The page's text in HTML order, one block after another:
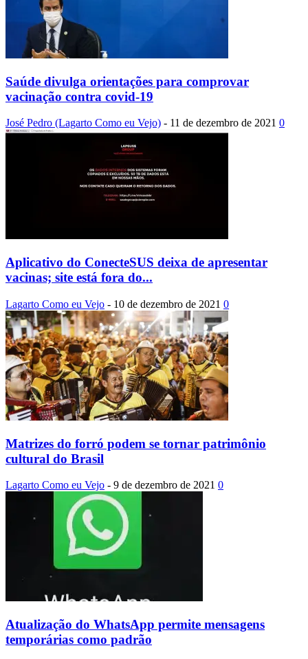
Saúde divulga orientações para comprovar
vacinação contra covid-19
José Pedro (Lagarto Como eu Vejo) - 11 de dezembro de 2021 0
Aplicativo do ConecteSUS deixa de apresentar
vacinas; site está fora do...
Lagarto Como eu Vejo - 10 de dezembro de 2021 0
Matrizes do forró podem se tornar patrimônio
cultural do Brasil
Lagarto Como eu Vejo - 9 de dezembro de 2021 0
Atualização do WhatsApp permite mensagens
temporárias como padrão